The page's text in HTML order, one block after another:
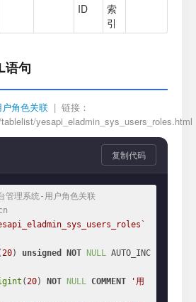
ID
索
引
语句
角色关联 | 链接：
yesapi_eladmin_sys_users_roles.html
复制代码
管理系统-用户角色关联
20) unsigned NOT NULL AUTO_INC
(20) NOT NULL COMMENT
'用